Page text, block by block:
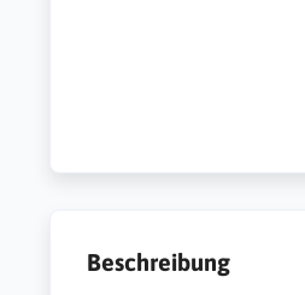
Beschreibung